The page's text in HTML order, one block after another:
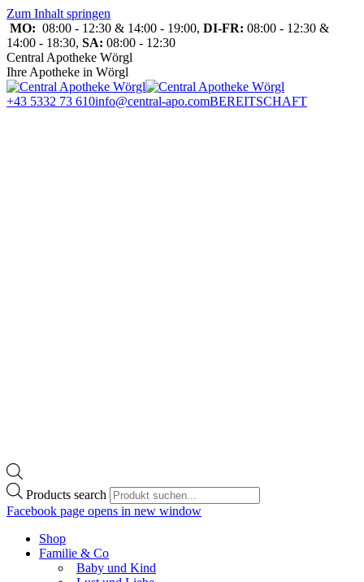
Zum Inhalt springen
MO: 08:00 - 12:30 & 14:00 - 19:00, DI-FR: 08:00 - 12:30 &
14:00 - 18:30, SA: 08:00 - 12:30
Central Apotheke Wörgl
Ihre Apotheke in Wörgl
+43 5332 73 610info@central-apo.comBEREITSCHAFT
Products search
Facebook page opens in new window
Shop
Familie & Co
Baby und Kind